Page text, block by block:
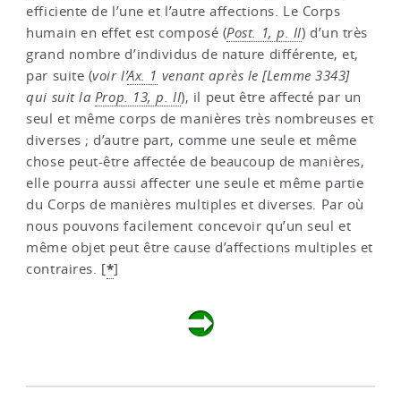
efficiente de l’une et l’autre affections. Le Corps
humain en effet est composé (Post. 1, p. II) d’un très
grand nombre d’individus de nature différente, et,
par suite (voir l’Ax. 1 venant après le [Lemme 3343]
qui suit la Prop. 13, p. II), il peut être affecté par un
seul et même corps de manières très nombreuses et
diverses ; d’autre part, comme une seule et même
chose peut-être affectée de beaucoup de manières,
elle pourra aussi affecter une seule et même partie
du Corps de manières multiples et diverses. Par où
nous pouvons facilement concevoir qu’un seul et
même objet peut être cause d’affections multiples et
contraires. [*]